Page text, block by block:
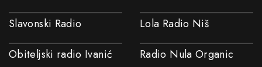
Slavonski Radio Lola Radio Niš
Obiteljski radio Ivanić Radio Nula Organic